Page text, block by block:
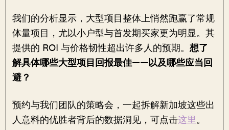
我们的分析显示，大型项目整体上悄然跑赢了常规
体量项目，尤以小户型与首发期买家更为明显。其
提供的 ROI 与价格韧性超出许多人的预期。想了
解具体哪些大型项目回报最佳——以及哪些应当回
避？
预约与我们团队的策略会，一起拆解新加坡这些出
人意料的优胜者背后的数据洞见，可点击这里。